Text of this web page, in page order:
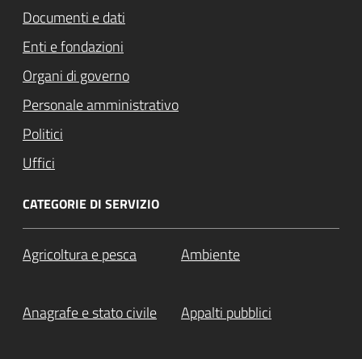
Documenti e dati
Enti e fondazioni
Organi di governo
Personale amministrativo
Politici
Uffici
CATEGORIE DI SERVIZIO
Agricoltura e pesca Ambiente
Anagrafe e stato civile Appalti pubblici